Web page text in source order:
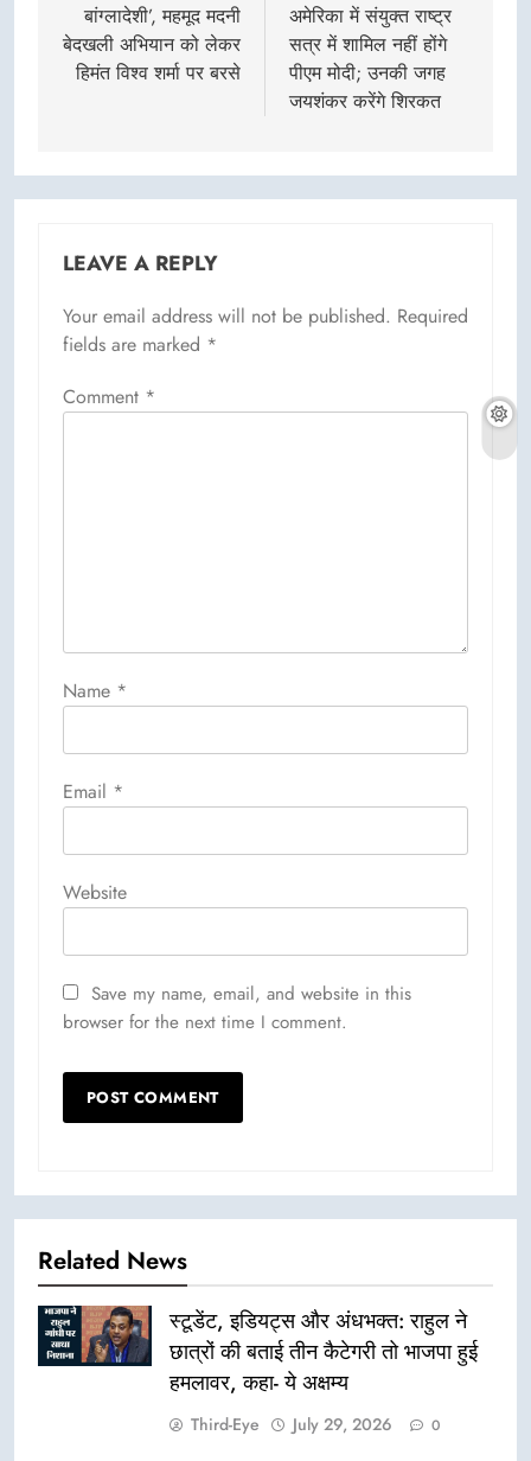
बांग्लादेशी’, महमूद मदनी
बेदखली अभियान को लेकर
हिमंत विश्व शर्मा पर बरसे
अमेरिका में संयुक्त राष्ट्र
सत्र में शामिल नहीं होंगे
पीएम मोदी; उनकी जगह
जयशंकर करेंगे शिरकत
LEAVE A REPLY
Your email address will not be published. Required
fields are marked *
Comment *
Name *
Email *
Website
Save my name, email, and website in this
browser for the next time I comment.
Related News
स्टूडेंट, इडियट्स और अंधभक्त: राहुल ने
छात्रों की बताई तीन कैटेगरी तो भाजपा हुई
हमलावर, कहा- ये अक्षम्य
Third-Eye July 29, 2026 0